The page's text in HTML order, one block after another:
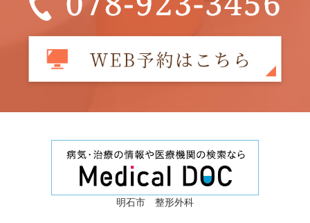
明石市 整形外科